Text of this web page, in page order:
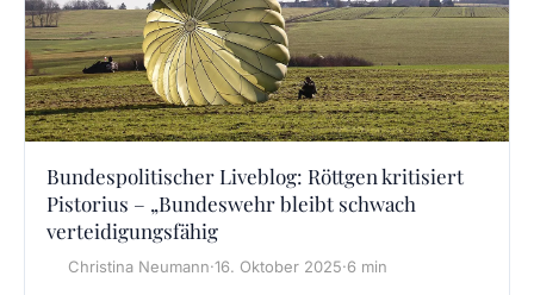
Bundespolitischer Liveblog: Röttgen kritisiert
Pistorius – „Bundeswehr bleibt schwach
verteidigungsfähig
Christina Neumann·16. Oktober 2025·6 min